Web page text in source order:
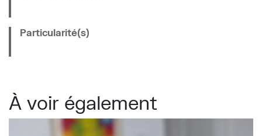
Particularité(s)
À voir également